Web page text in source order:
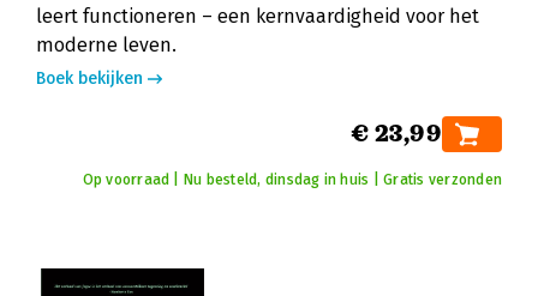
leert functioneren – een kernvaardigheid voor het
moderne leven.
Boek bekijken
€ 23,99
Op voorraad | Nu besteld, dinsdag in huis | Gratis verzonden